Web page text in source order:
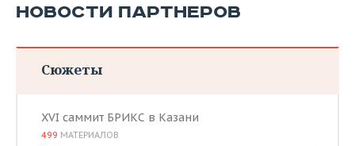
НОВОСТИ ПАРТНЕРОВ
Сюжеты
XVI саммит БРИКС в Казани
499 МАТЕРИАЛОВ